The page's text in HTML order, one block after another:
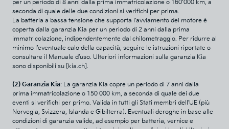
per un periodo di 8 anni dalla prima immatricolazione o 160’000 km, a
seconda di quale delle due condizioni si verifichi per prima.
La batteria a bassa tensione che supporta l’avviamento del motore è
coperta dalla garanzia Kia per un periodo di 2 anni dalla prima
immatricolazione, indipendentemente dal chilometraggio. Per ridurre al
minimo l’eventuale calo della capacità, seguire le istruzioni riportate o
consultare il Manuale d’uso. Ulteriori informazioni sulla garanzia Kia
sono disponibili su [kia.ch].
(2) Garanzia Kia: La garanzia Kia copre un periodo di 7 anni dalla
prima immatricolazione o 150 000 km, a seconda di quale dei due
eventi si verifichi per primo. Valida in tutti gli Stati membri dell'UE (più
Norvegia, Svizzera, Islanda e Gibilterra). Eventuali deroghe in base alle
condizioni di garanzia valide, ad esempio per batteria, vernice e